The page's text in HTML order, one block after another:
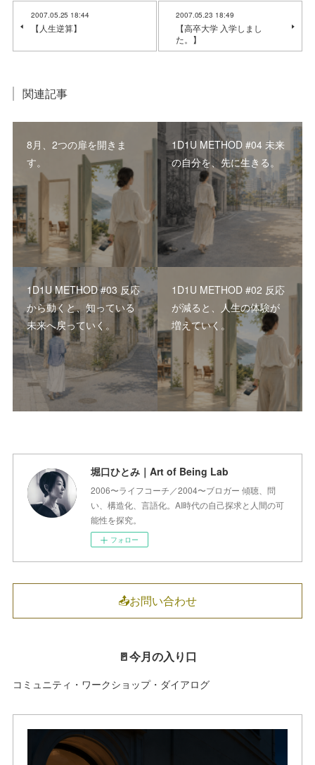
2007.05.25 18:44
【人生逆算】
2007.05.23 18:49
【高卒大学 入学しまし
た。】
関連記事
8月、2つの扉を開きま
す。
1D1U METHOD #04 未来
の自分を、先に生きる。
1D1U METHOD #03 反応
から動くと、知っている
未来へ戻っていく。
1D1U METHOD #02 反応
が減ると、人生の体験が
増えていく。
堀口ひとみ｜Art of Being Lab
2006〜ライフコーチ／2004〜ブロガー 傾聴、問
い、構造化、言語化。AI時代の自己探求と人間の可
能性を探究。
フォロー
📤お問い合わせ
🚪今月の入り口
コミュニティ・ワークショップ・ダイアログ